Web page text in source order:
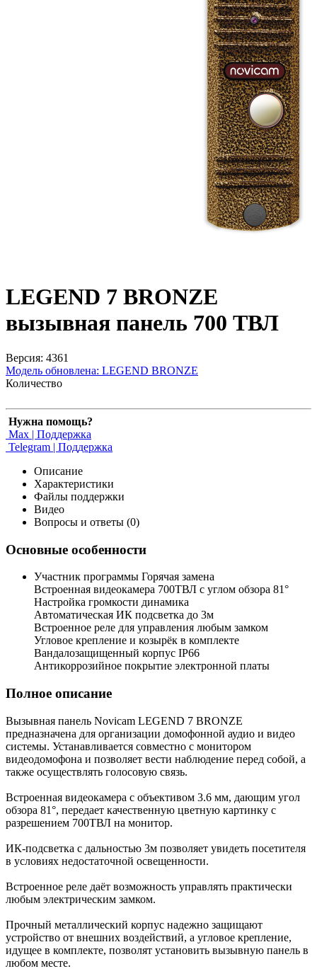
LEGEND 7 BRONZE
вызывная панель 700 ТВЛ
Версия: 4361
Модель обновлена: LEGEND BRONZE
Количество
Нужна помощь?
Max | Поддержка
Telegram | Поддержка
Описание
Характеристики
Файлы поддержки
Видео
Вопросы и ответы (0)
Основные особенности
Участник программы Горячая замена
Встроенная видеокамера 700ТВЛ с углом обзора 81°
Настройка громкости динамика
Автоматическая ИК подсветка до 3м
Встроенное реле для управления любым замком
Угловое крепление и козырёк в комплекте
Вандалозащищенный корпус IP66
Антикоррозийное покрытие электронной платы
Полное описание
Вызывная панель Novicam LEGEND 7 BRONZE
предназначена для организации домофонной аудио и видео
системы. Устанавливается совместно с монитором
видеодомофона и позволяет вести наблюдение перед собой, а
также осуществлять голосовую связь.
Встроенная видеокамера с объективом 3.6 мм, дающим угол
обзора 81°, передает качественную цветную картинку c
разрешением 700ТВЛ на монитор.
ИК-подсветка с дальностью 3м позволяет увидеть посетителя
в условиях недостаточной освещенности.
Встроенное реле даёт возможность управлять практически
любым электрическим замком.
Прочный металлический корпус надежно защищают
устройство от внешних воздействий, а угловое крепление,
идущее в комплекте, позволят установить вызывную панель в
любом месте.